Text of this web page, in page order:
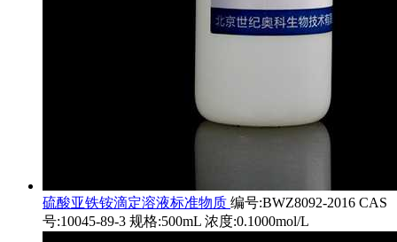
硫酸亚铁铵滴定溶液标准物质 编号:BWZ8092-2016 CAS
号:10045-89-3 规格:500mL 浓度:0.1000mol/L